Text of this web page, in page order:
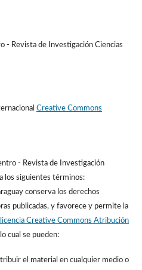
- Revista de Investigación Ciencias
Creative Commons
- Revista de Investigación
los siguientes términos:
conserva los derechos
publicadas, y favorece y permite la
licencia Creative Commons Atribución
cual se pueden:
el material en cualquier medio o